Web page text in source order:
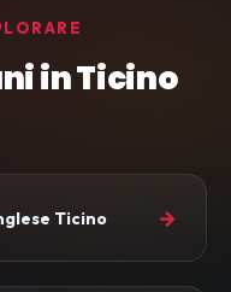
in Ticino
Ticino →